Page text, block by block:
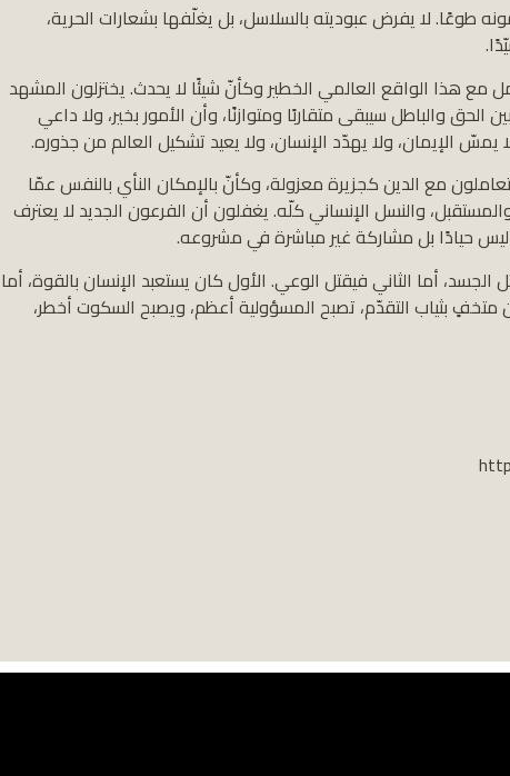
طوعًا. لا يفرض عبوديته بالسلاسل، بل يغلّفها بشعارات الحرية،
مع هذا الواقع العالمي الخطير وكأنّ شيئًا لا يحدث. يختزلون المشهد
الحق والباطل سيبقى متقاربًا ومتوازنًا، وأن الأمور بخير، ولا داعي
الإيمان، ولا يهدّد الإنسان، ولا يعيد تشكيل العالم من جذوره.
مع الدين كجزيرة معزولة، وكأنّ بالإمكان النأي بالنفس عمّا
والنسل الإنساني كلّه. يغفلون أن الفرعون الجديد لا يعترف
ليس حيادًا بل مشاركة غير مباشرة في مشروعه.
أما الثاني فيقتل الوعي. الأول كان يستعبد الإنسان بالقوة، أما
متخفٍ بثياب التقدّم، تصبح المسؤولية أعظم، ويصبح السكوت أخطر،